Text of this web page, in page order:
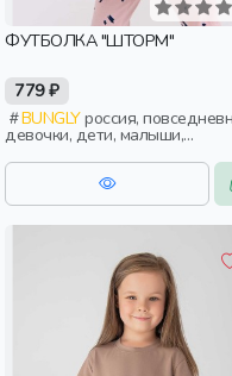
ФУТБОЛКА "ШТОРМ"
779 ₽
BUNGLYроссия, повседневный,
девочки, дети, малыши,